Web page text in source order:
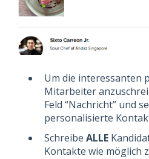
Um die interessanten
Mitarbeiter
Feld “Nachricht” und
personalisierte
Schreibe ALLE
Kontakte wie möglich